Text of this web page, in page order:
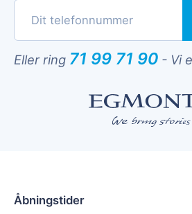
Eller ring 71 99 71 90 - Vi
Åbningstider